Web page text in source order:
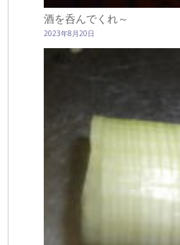
酒を呑んでくれ～
2023年8月20日